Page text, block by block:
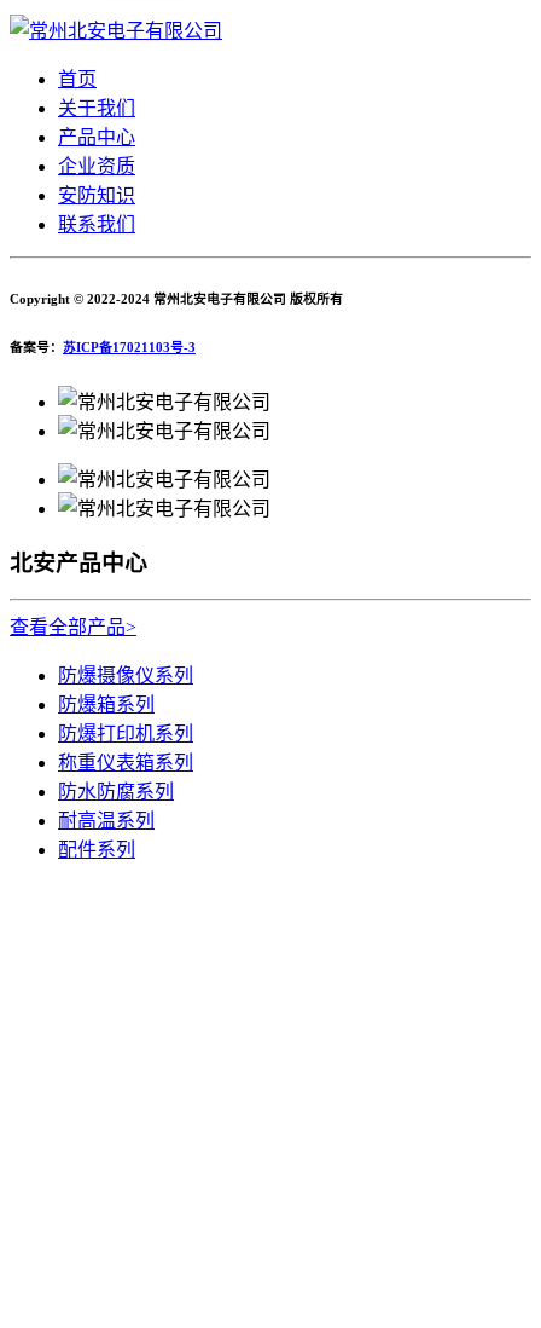
首页
关于我们
产品中心
企业资质
安防知识
联系我们
Copyright © 2022-2024 常州北安电子有限公司 版权所有
备案号： 苏ICP备17021103号-3
北安产品中心
查看全部产品>
防爆摄像仪系列
防爆箱系列
防爆打印机系列
称重仪表箱系列
防水防腐系列
耐高温系列
配件系列